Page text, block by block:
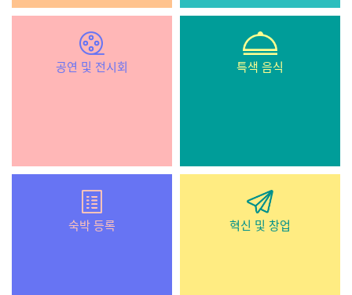
공연 및 전시회 특색 음식
숙박 등록 혁신 및 창업